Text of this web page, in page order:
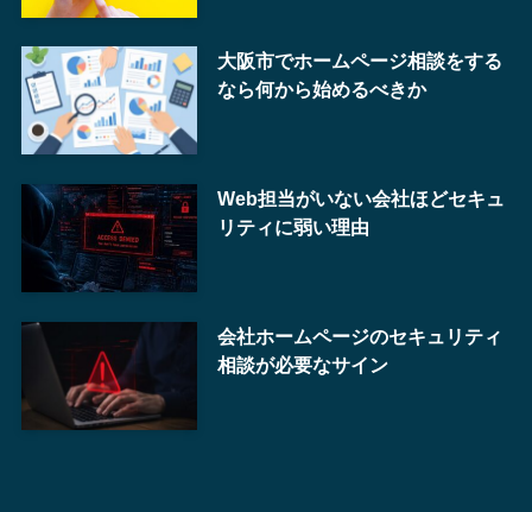
大阪市でホームページ相談をする
なら何から始めるべきか
Web担当がいない会社ほどセキュ
リティに弱い理由
会社ホームページのセキュリティ
相談が必要なサイン